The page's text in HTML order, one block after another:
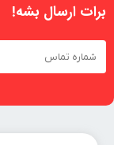
برات ارسال بشه!